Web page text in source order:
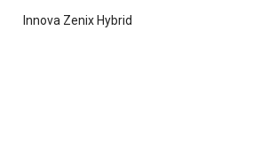
Innova Zenix Hybrid